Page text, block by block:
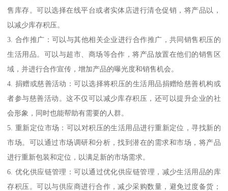
售库存。可以选择在线平台或者实体店进行清仓促销，将产品以，
以减少库存积压。
3. 合作推广：可以与其他相关企业进行合作推广，共同销售积压的
生活用品。可以与超市、商场等合作，将产品放置在他们的销售区
域，并进行合作宣传，增加产品的曝光度和销售机会。
4. 捐赠或慈善活动：可以选择将积压的生活用品捐赠给慈善机构或
者参与慈善活动。这不仅可以减少库存积压，还可以提升企业的社
会形象，同时也能帮助有需要的人群。
5. 重新定位市场：可以对积压的生活用品进行重新定位，寻找新的
市场。可以通过市场调研和分析，找到潜在的需求和市场，将产品
进行重新包装和定位，以满足新的市场需求。
6. 优化供应链管理：可以通过优化供应链管理，减少生活用品的库
存积压。可以与供应商进行合作，减少采购数量，避免过度备货；